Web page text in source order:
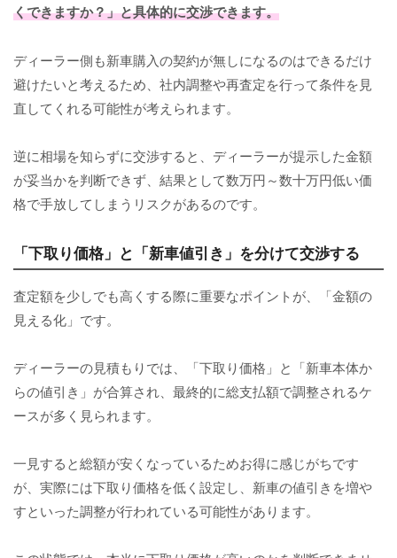
くできますか？」と具体的に交渉できます。
ディーラー側も新車購入の契約が無しになるのはできるだけ
避けたいと考えるため、社内調整や再査定を行って条件を見
直してくれる可能性が考えられます。
逆に相場を知らずに交渉すると、ディーラーが提示した金額
が妥当かを判断できず、結果として数万円～数十万円低い価
格で手放してしまうリスクがあるのです。
「下取り価格」と「新車値引き」を分けて交渉する
査定額を少しでも高くする際に重要なポイントが、「金額の
見える化」です。
ディーラーの見積もりでは、「下取り価格」と「新車本体か
らの値引き」が合算され、最終的に総支払額で調整されるケ
ースが多く見られます。
一見すると総額が安くなっているためお得に感じがちです
が、実際には下取り価格を低く設定し、新車の値引きを増や
すといった調整が行われている可能性があります。